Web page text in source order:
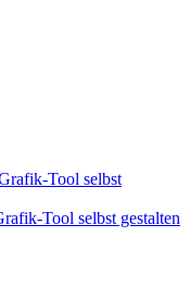
Tool selbst
Tool selbst gestalten